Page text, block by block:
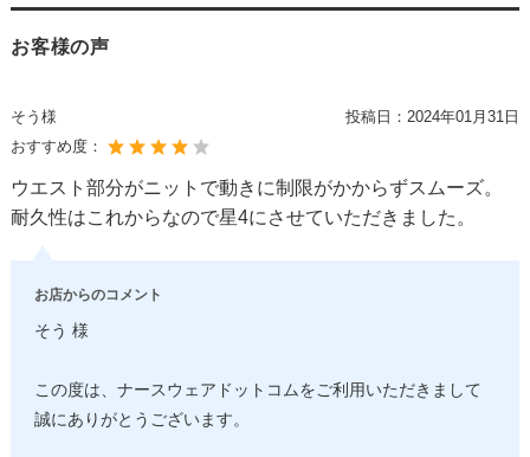
お客様の声
そう様 投稿日： 2024年01月31日
おすすめ度：
ウエスト部分がニットで動きに制限がかからずスムーズ。
耐久性はこれからなので星4にさせていただきました。
お店からのコメント
そう 様
この度は、ナースウェアドットコムをご利用いただきまして
誠にありがとうございます。